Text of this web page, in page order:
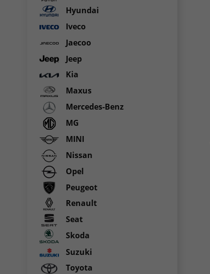
Hyundai
Iveco
Jaecoo
Jeep
Kia
Maxus
Mercedes-Benz
MG
MINI
Nissan
Opel
Peugeot
Renault
Seat
Skoda
Suzuki
Toyota